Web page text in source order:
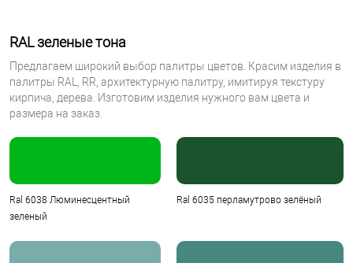
RAL зеленые тона
Предлагаем широкий выбор палитры цветов. Красим изделия в
палитры RAL, RR, архитектурную палитру, имитируя текстуру
кирпича, дерева. Изготовим изделия нужного вам цвета и
размера на заказ.
Ral 6038 Люминесцентный
зеленый
Ral 6035 перламутрово зелёный